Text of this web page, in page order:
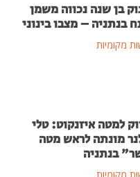
בן שנה נכווה משמן
בנתניה – מצבו בינוני
מקומיות
למטה איזנקוט: טלי
מונתה לראש מטה
בנתניה